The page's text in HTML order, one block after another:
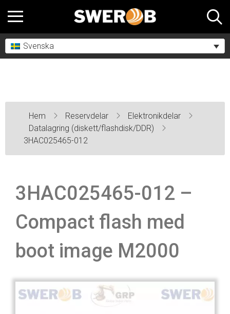
Svenska
Hem Reservdelar
Elektronikdelar
Datalagring (diskett/flashdisk/DDR)
3HAC025465-012
3HAC025465-012 –
Compact flash med
boot image M2000